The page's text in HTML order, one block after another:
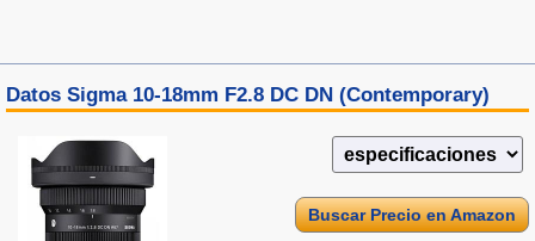
Datos Sigma 10-18mm F2.8 DC DN (Contemporary)
Buscar Precio en Amazon